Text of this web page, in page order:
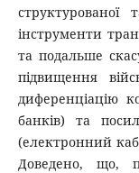
структурованої
інструменти
та подальше
підвищення
диференціацію
банків) та
(електронний
Доведено, що,